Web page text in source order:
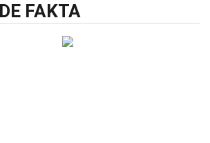
FAKTA